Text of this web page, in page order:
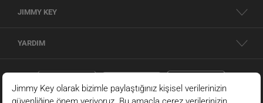
JIMMY KEY
YARDIM